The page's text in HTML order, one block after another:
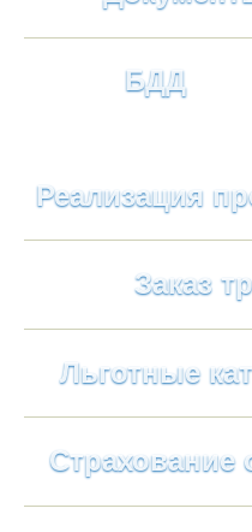
Реализация
Заказ
Льготные
Страхование